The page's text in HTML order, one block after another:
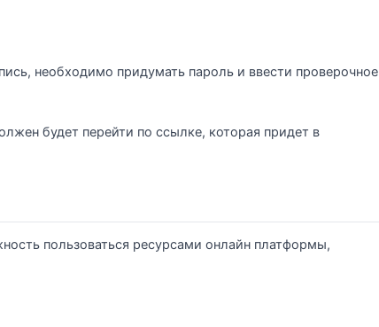
необходимо придумать пароль и ввести проверочное
будет перейти по ссылке, которая придет в
пользоваться ресурсами онлайн платформы,